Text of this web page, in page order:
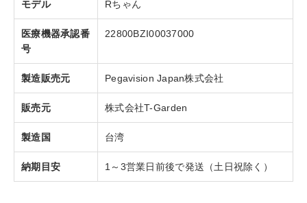
モデル Rちゃん
医療機器承認番
号
22800BZI00037000
製造販売元 Pegavision Japan株式会社
販売元 株式会社T-Garden
製造国 台湾
納期目安 1～3営業日前後で発送（土日祝除く）